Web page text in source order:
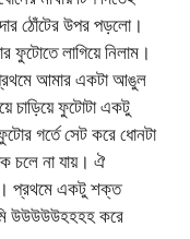
ঠোঁটের উপর পড়লো।
ফুটোতে লাগিয়ে নিলাম।
প্রথমে আমার একটা আঙুল
চাড়িয়ে ফুটোটা একটু
গর্তে সেট করে ধোনটা
চলে না যায়। ঐ
প্রথমে একটু শক্ত
উউউউউহহহহ করে